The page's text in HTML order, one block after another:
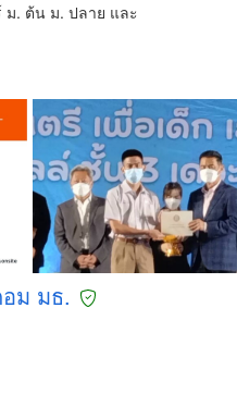
. ต้น ม. ปลาย และ
ม มธ.